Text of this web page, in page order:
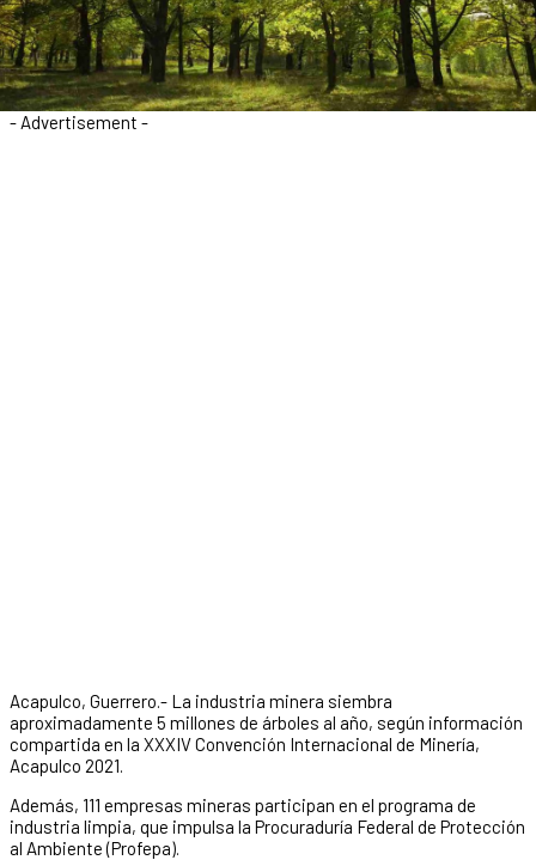
- Advertisement -
Acapulco, Guerrero.- La industria minera siembra
aproximadamente 5 millones de árboles al año, según información
compartida en la XXXIV Convención Internacional de Minería,
Acapulco 2021.
Además, 111 empresas mineras participan en el programa de
industria limpia, que impulsa la Procuraduría Federal de Protección
al Ambiente (Profepa).